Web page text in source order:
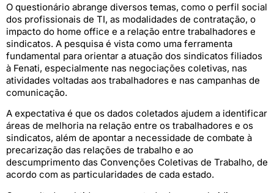
O questionário abrange diversos temas, como o perfil social
dos profissionais de TI, as modalidades de contratação, o
impacto do home office e a relação entre trabalhadores e
sindicatos. A pesquisa é vista como uma ferramenta
fundamental para orientar a atuação dos sindicatos filiados
à Fenati, especialmente nas negociações coletivas, nas
atividades voltadas aos trabalhadores e nas campanhas de
comunicação.
A expectativa é que os dados coletados ajudem a identificar
áreas de melhoria na relação entre os trabalhadores e os
sindicatos, além de apontar a necessidade de combate à
precarização das relações de trabalho e ao
descumprimento das Convenções Coletivas de Trabalho, de
acordo com as particularidades de cada estado.